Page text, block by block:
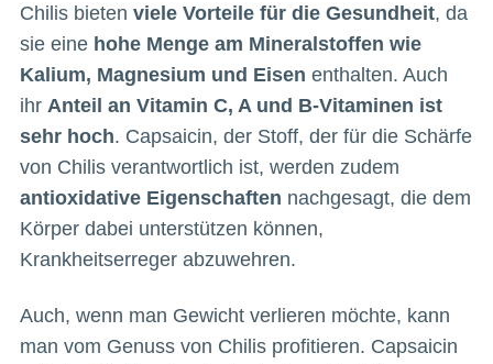
Chilis bieten viele Vorteile für die Gesundheit, da
sie eine hohe Menge am Mineralstoffen wie
Kalium, Magnesium und Eisen enthalten. Auch
ihr Anteil an Vitamin C, A und B-Vitaminen ist
sehr hoch. Capsaicin, der Stoff, der für die Schärfe
von Chilis verantwortlich ist, werden zudem
antioxidative Eigenschaften nachgesagt, die dem
Körper dabei unterstützen können,
Krankheitserreger abzuwehren.
Auch, wenn man Gewicht verlieren möchte, kann
man vom Genuss von Chilis profitieren. Capsaicin